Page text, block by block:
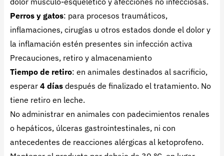
Perros y gatos: para procesos traumáticos,
inflamaciones, cirugías u otros estados donde el dolor y
la inflamación estén presentes sin infección activa
Precauciones, retiro y almacenamiento
Tiempo de retiro: en animales destinados al sacrificio,
esperar 4 días después de finalizado el tratamiento. No
tiene retiro en leche.
No administrar en animales con padecimientos renales
o hepáticos, úlceras gastrointestinales, ni con
antecedentes de reacciones alérgicas al ketoprofeno.